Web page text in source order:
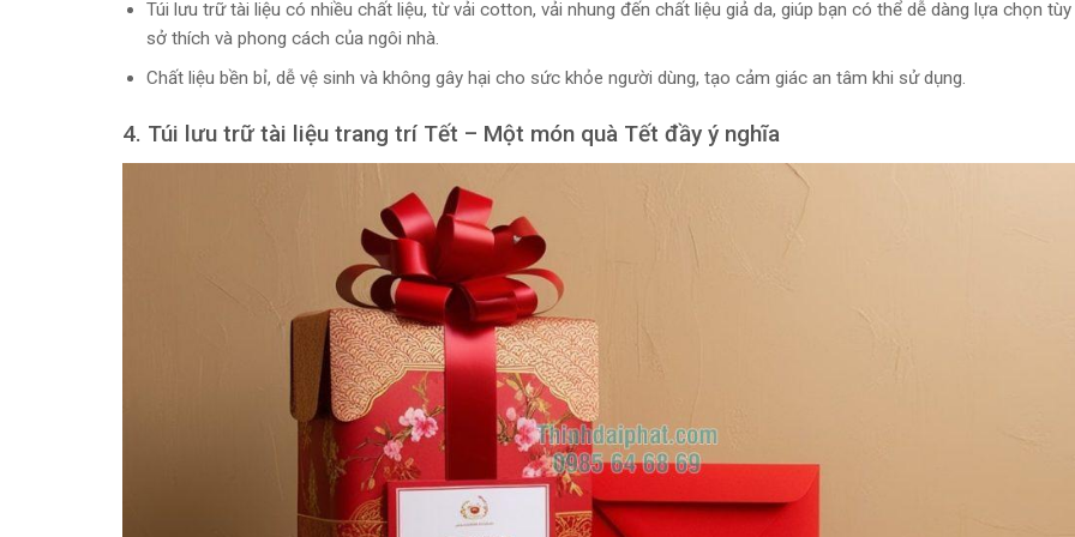
Túi lưu trữ tài liệu có nhiều chất liệu, từ vải cotton, vải nhung đến chất liệu giả da, giúp bạn có thể dễ dàng lựa chọn
sở thích và phong cách của ngôi nhà.
Chất liệu bền bỉ, dễ vệ sinh và không gây hại cho sức khỏe người dùng, tạo cảm giác an tâm khi sử dụng.
4. Túi lưu trữ tài liệu trang trí Tết – Một món quà Tết đầy ý nghĩa